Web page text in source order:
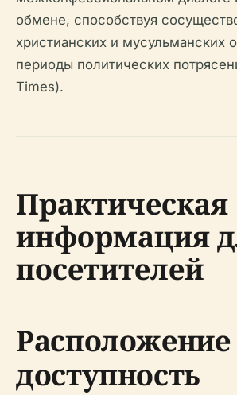
обмене, способствуя
христианских и мусульманских
периоды политических
Times).
Практическая
информация
посетителей
доступность